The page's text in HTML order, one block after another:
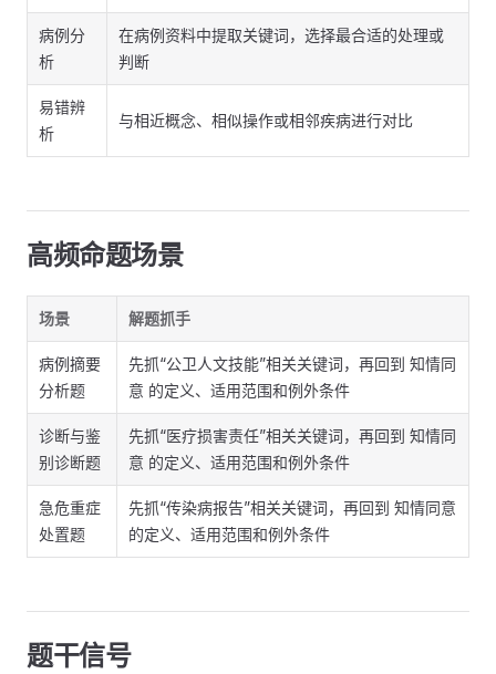
病例分
析
在病例资料中提取关键词，选择最合适的处理或
判断
易错辨
析
与相近概念、相似操作或相邻疾病进行对比
高频命题场景
场景 解题抓手
病例摘要
分析题
先抓“公卫人文技能”相关关键词，再回到 知情同
意 的定义、适用范围和例外条件
诊断与鉴
别诊断题
先抓“医疗损害责任”相关关键词，再回到 知情同
意 的定义、适用范围和例外条件
急危重症
处置题
先抓“传染病报告”相关关键词，再回到 知情同意
的定义、适用范围和例外条件
题干信号